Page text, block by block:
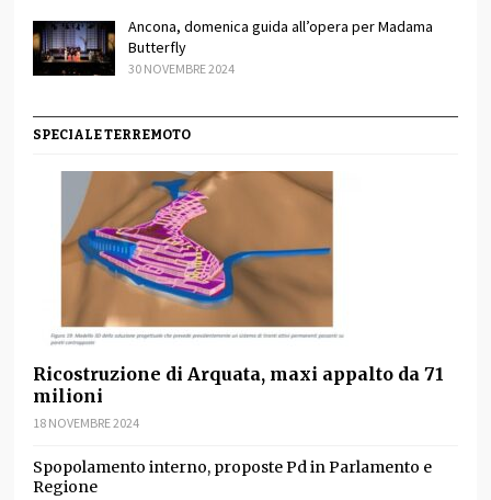
Ancona, domenica guida all’opera per Madama
Butterfly
30 NOVEMBRE 2024
SPECIALE TERREMOTO
Ricostruzione di Arquata, maxi appalto da 71
milioni
18 NOVEMBRE 2024
Spopolamento interno, proposte Pd in Parlamento e
Regione